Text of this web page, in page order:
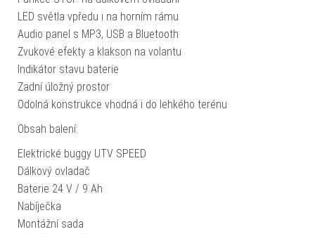
LED světla vpředu i na horním rámu
Audio panel s MP3, USB a Bluetooth
Zvukové efekty a klakson na volantu
Indikátor stavu baterie
Zadní úložný prostor
Odolná konstrukce vhodná i do lehkého terénu
Obsah balení:
Elektrické buggy UTV SPEED
Dálkový ovladač
Baterie 24 V / 9 Ah
Nabíječka
Montážní sada